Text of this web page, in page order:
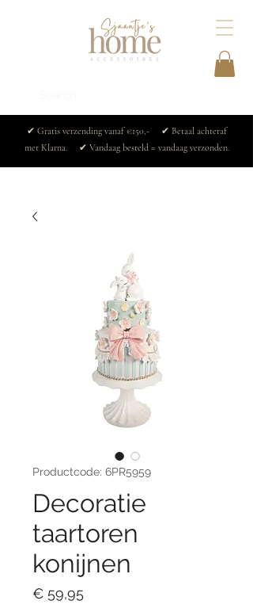
✔ Gratis verzending vanaf €150,- ✔ Betaal achteraf
met Klarna. ✔ Vandaag besteld = vandaag verzonden.
Productcode: 6PR5959
Decoratie
taartoren
konijnen
€ 59,95Prijs